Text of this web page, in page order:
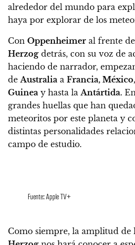
alrededor del mundo para
haya por explorar de los
Con Oppenheimer al frente
Herzog detrás, con su voz de
haciendo de narrador,
deAustralia a Francia,
Guinea y hasta laAntártida.
grandes huellas que han
meteoritos por este planeta y
distintas personalidades
campo de estudio.
Fuente: Apple TV+
Como siempre, la amplitud de